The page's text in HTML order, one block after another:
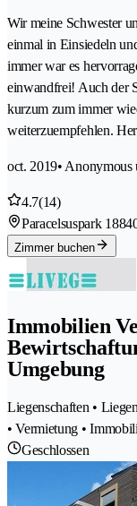
Wir meine Schwester
einmal in Einsiedeln
immer war es
einwandfrei! Auch der
kurzum zum immer
weiterzuempfehlen.
oct. 2019• Anonymous
4.7(14)
Paracelsuspark 1
Zimmer buchen
Immobilien
Umgebung
Liegenschaften •
• Vermietung •
Geschlossen